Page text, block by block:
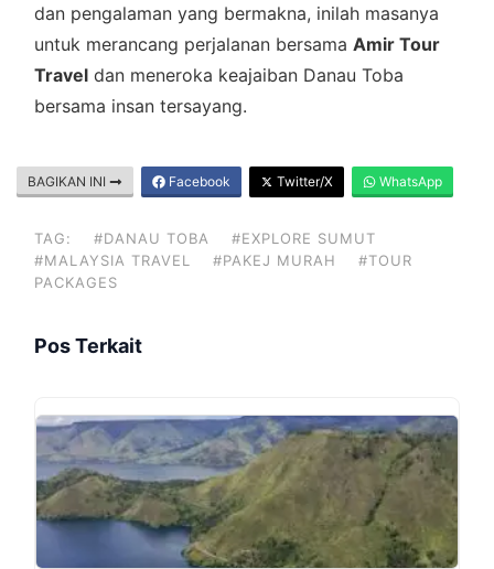
dan pengalaman yang bermakna, inilah masanya
untuk merancang perjalanan bersama Amir Tour
Travel dan meneroka keajaiban Danau Toba
bersama insan tersayang.
BAGIKAN INI Facebook Twitter/X WhatsApp
TAG: #DANAU TOBA
#EXPLORE SUMUT
#MALAYSIA TRAVEL
#PAKEJ MURAH
#TOUR
PACKAGES
Pos Terkait